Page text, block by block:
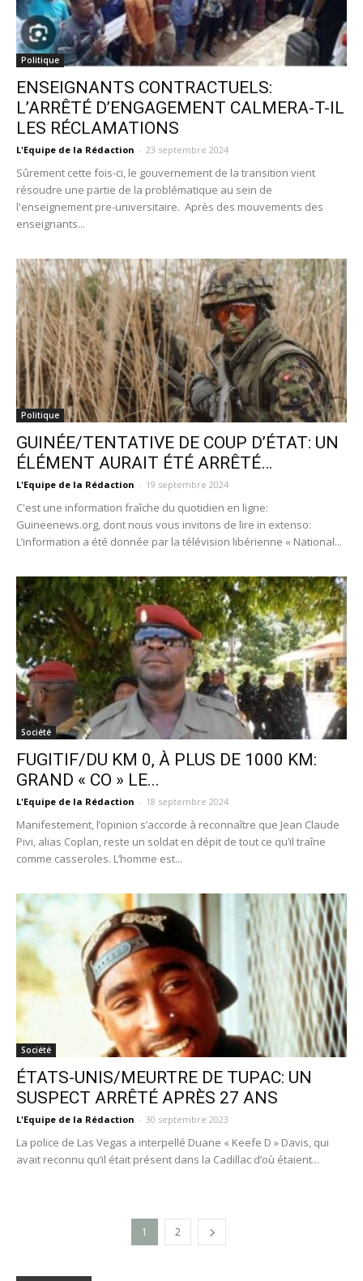
Politique
ENSEIGNANTS CONTRACTUELS:
L’ARRÊTÉ D’ENGAGEMENT CALMERA-T-IL
LES RÉCLAMATIONS
L'Equipe de la Rédaction - 23 septembre 2024
Sûrement cette fois-ci, le gouvernement de la transition vient
résoudre une partie de la problématique au sein de
l'enseignement pre-universitaire. Après des mouvements des
enseignants...
Politique
GUINÉE/TENTATIVE DE COUP D’ÉTAT: UN
ÉLÉMENT AURAIT ÉTÉ ARRÊTÉ…
L'Equipe de la Rédaction - 19 septembre 2024
C'est une information fraîche du quotidien en ligne:
Guineenews.org, dont nous vous invitons de lire in extenso:
L’information a été donnée par la télévision libérienne « National...
Société
FUGITIF/DU KM 0, À PLUS DE 1000 KM:
GRAND « CO » LE...
L'Equipe de la Rédaction - 18 septembre 2024
Manifestement, l’opinion s’accorde à reconnaître que Jean Claude
Pivi, alias Coplan, reste un soldat en dépit de tout ce qu’il traîne
comme casseroles. L’homme est...
Société
ÉTATS-UNIS/MEURTRE DE TUPAC: UN
SUSPECT ARRÊTÉ APRÈS 27 ANS
L'Equipe de la Rédaction - 30 septembre 2023
La police de Las Vegas a interpellé Duane « Keefe D » Davis, qui
avait reconnu qu’il était présent dans la Cadillac d’où étaient...
1 2